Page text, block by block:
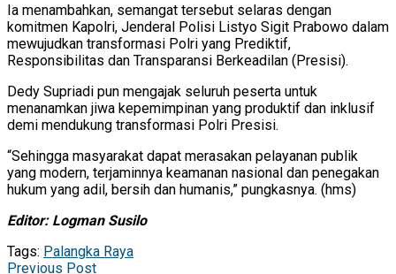
Ia menambahkan, semangat tersebut selaras dengan
komitmen Kapolri, Jenderal Polisi Listyo Sigit Prabowo dalam
mewujudkan transformasi Polri yang Prediktif,
Responsibilitas dan Transparansi Berkeadilan (Presisi).
Dedy Supriadi pun mengajak seluruh peserta untuk
menanamkan jiwa kepemimpinan yang produktif dan inklusif
demi mendukung transformasi Polri Presisi.
“Sehingga masyarakat dapat merasakan pelayanan publik
yang modern, terjaminnya keamanan nasional dan penegakan
hukum yang adil, bersih dan humanis,” pungkasnya. (hms)
Editor: Logman Susilo
Tags: Palangka Raya
Previous Post